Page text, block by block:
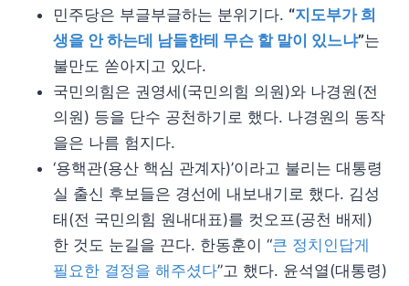
민주당은 부글부글하는 분위기다. “지도부가 희
생을 안 하는데 남들한테 무슨 할 말이 있느냐”는
불만도 쏟아지고 있다.
국민의힘은 권영세(국민의힘 의원)와 나경원(전
의원) 등을 단수 공천하기로 했다. 나경원의 동작
을은 나름 험지다.
‘용핵관(용산 핵심 관계자)’이라고 불리는 대통령
실 출신 후보들은 경선에 내보내기로 했다. 김성
태(전 국민의힘 원내대표)를 컷오프(공천 배제)
한 것도 눈길을 끈다. 한동훈이 “큰 정치인답게
필요한 결정을 해주셨다”고 했다. 윤석열(대통령)